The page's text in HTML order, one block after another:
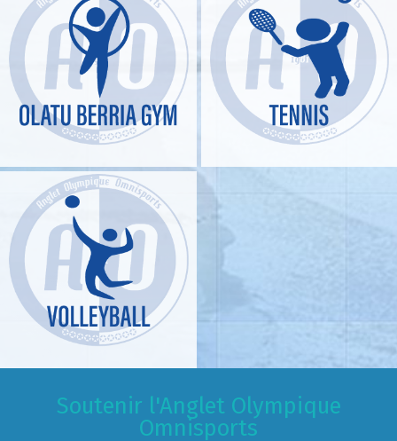
Soutenir l'Anglet Olympique
Omnisports